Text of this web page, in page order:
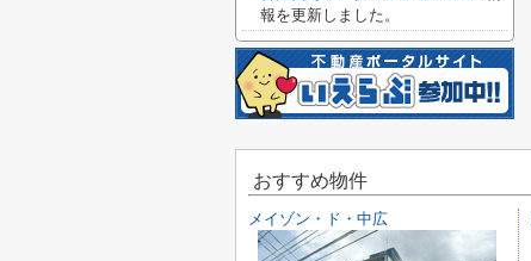
報を更新しました。
おすすめ物件
メイゾン・ド・中広